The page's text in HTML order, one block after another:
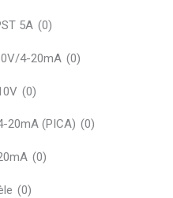
5A (0)
4-20mA (0)
(0)
20mA (PICA) (0)
(0)
(0)